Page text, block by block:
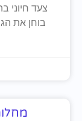
צעד חיוני
בוחן את